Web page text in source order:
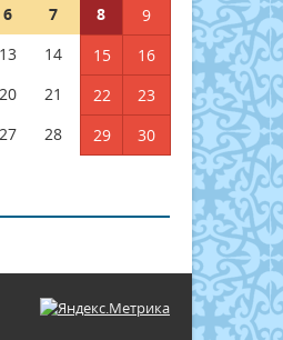
6 7 8
9
13 14 15
16
20 21 22
23
27 28 29
30